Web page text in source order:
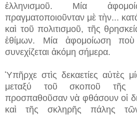
ἑλληνισμοῦ. Μία
πραγματοποιοῦνταν μὲ τὴν...
καὶ τοῦ πολιτισμοῦ, τῆς
ἐθίμων. Μία ἀφομοίωση
συνεχίζεται ἀκόμη σήμερα.
Ὑπῆρχε στὶς δεκαετίες αὐτὲς
μεταξύ τοῦ σκοποῦ τῆς
προσπαθοῦσαν νὰ φθάσουν οἱ
καὶ τῆς σκληρῆς πάλης